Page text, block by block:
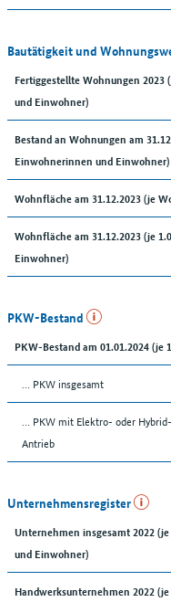
Bautätigkeit und
Fertiggestellte Wohnungen 2023
und Einwohner)
Bestand an Wohnungen am
Einwohnerinnen und Einwohner)
Wohnfläche am 31.12.2023 (je
Wohnfläche am 31.12.2023 (je
Einwohner)
PKW-Bestand
PKW-Bestand am 01.01.2024
… PKW insgesamt
… PKW mit Elektro- oder Hybrid-
Antrieb
Unternehmensregister
Unternehmen insgesamt 2022
und Einwohner)
Handwerksunternehmen 2022